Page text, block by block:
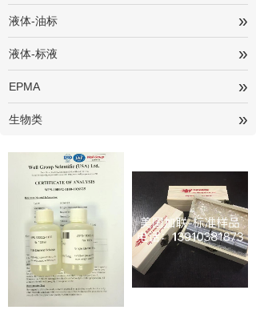
液体-油标 »
液体-标液 »
EPMA »
生物类 »